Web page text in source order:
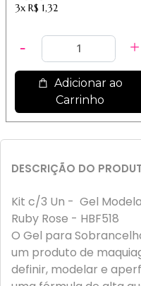
3x R$ 1,32
Adicionar ao
Carrinho
DESCRIÇÃO DO
Kit c/3 Un - Gel
Ruby Rose - HBF518
O Gel para
um produto de
definir, modelar e